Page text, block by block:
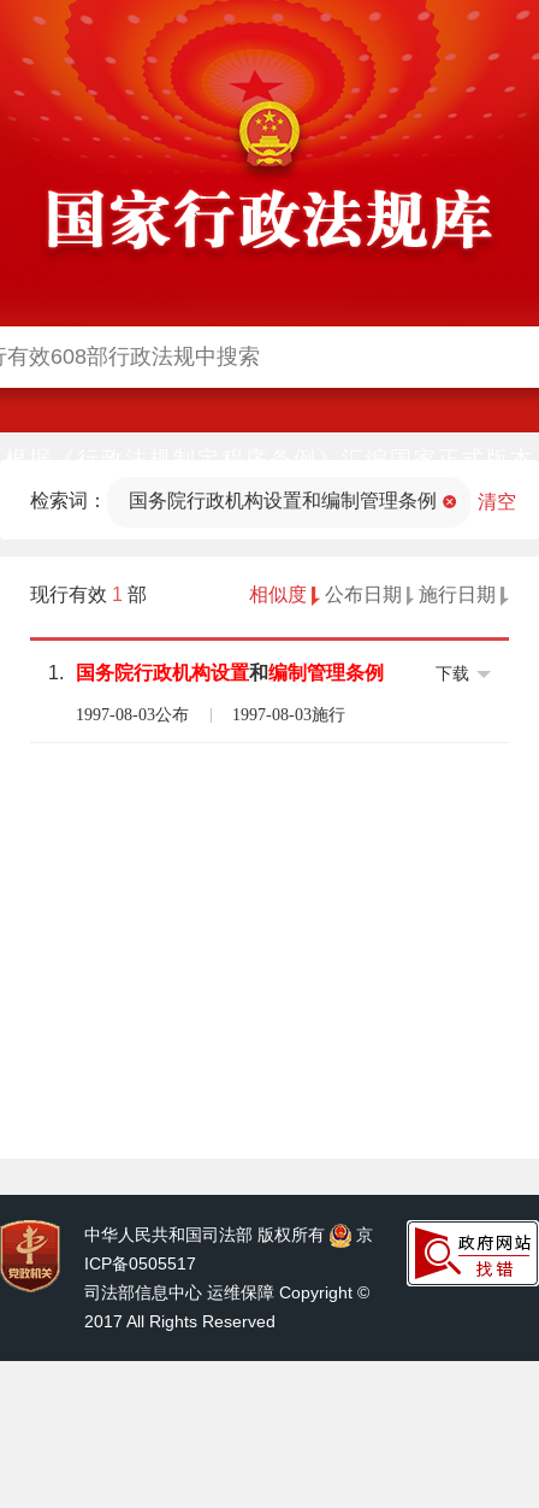
法部官网)同步公布
检索词： 国务院行政机构设置和编制管理条例 清空
现行有效 1 部 相似度 公布日期 施行日期
1. 国务院行政机构设置和编制管理条例
1997-08-03公布 1997-08-03施行
下载
中华人民共和国司法部 版权所有
京
ICP备0505517
司法部信息中心 运维保障 Copyright ©
2017 All Rights Reserved